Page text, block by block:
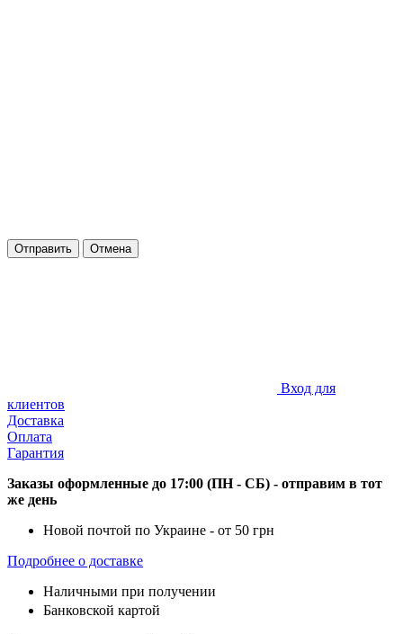
Отправить Отмена
Вход для
клиентов
Доставка
Оплата
Гарантия
Заказы оформленные до 17:00 (ПН - СБ) - отправим в тот
же день
Новой почтой по Украине - от 50 грн
Подробнее о доставке
Наличными при получении
Банковской картой